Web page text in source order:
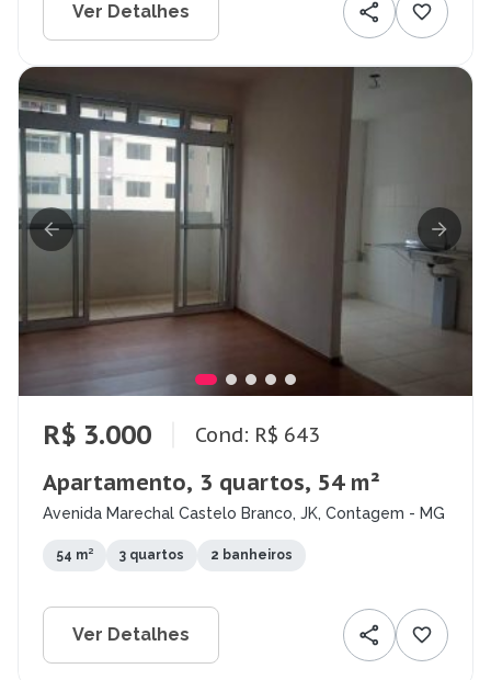
Ver Detalhes
R$ 3.000 Cond: R$ 643
Apartamento, 3 quartos, 54 m²
Avenida Marechal Castelo Branco, JK, Contagem - MG
54 m² 3 quartos 2 banheiros
Ver Detalhes